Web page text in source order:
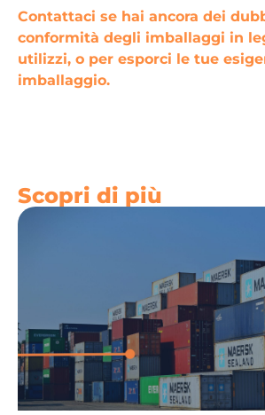
Contattaci se hai ancora dei
conformità degli imballaggi in
utilizzi, o per esporci le tue
imballaggio.
Scopri di più